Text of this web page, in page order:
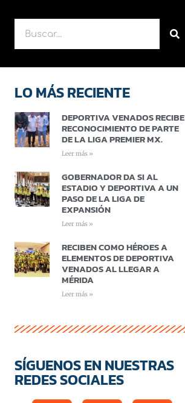
LO MÁS RECIENTE
DEPORTIVA VENADOS RECIBE
RECONOCIMIENTO DE PARTE
DE LA LIGA PREMIER MX.
Leer más »
GOBERNADOR DA SI AL
ESTADIO Y DEPORTIVA A UN
PASO DE LA LIGA DE
EXPANSIÓN
Leer más »
RECIBEN COMO HÉROES A
ELEMENTOS DE DEPORTIVA
VENADOS AL LLEGAR A
MÉRIDA
Leer más »
SÍGUENOS EN NUESTRAS
REDES SOCIALES